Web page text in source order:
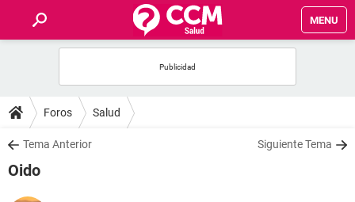
MENU
FOROS
SALUD
Foros Salud
Tema Anterior Siguiente Tema
Oido